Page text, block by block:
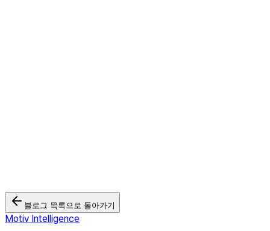
블로그 목록으로 돌아가기
Motiv Intelligence